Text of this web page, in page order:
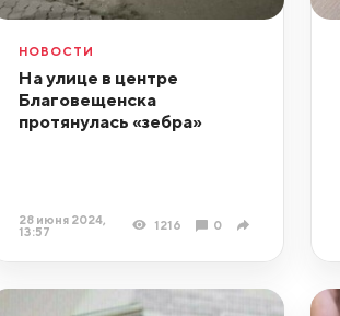
НОВОСТИ
На улице в центре
Благовещенска
протянулась «зебра»
28 июня 2024,
13:57
1216 0